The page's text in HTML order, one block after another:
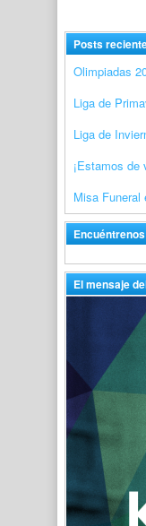
Posts
Olimpiadas
Liga de
Liga de
¡Estamos de
Misa Funeral
El mensaje